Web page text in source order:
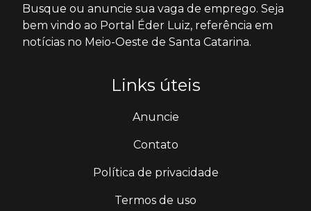
Busque ou anuncie sua vaga de emprego. Seja
bem vindo ao Portal Éder Luiz, referência em
notícias no Meio-Oeste de Santa Catarina.
Links úteis
Anuncie
Contato
Política de privacidade
Termos de uso